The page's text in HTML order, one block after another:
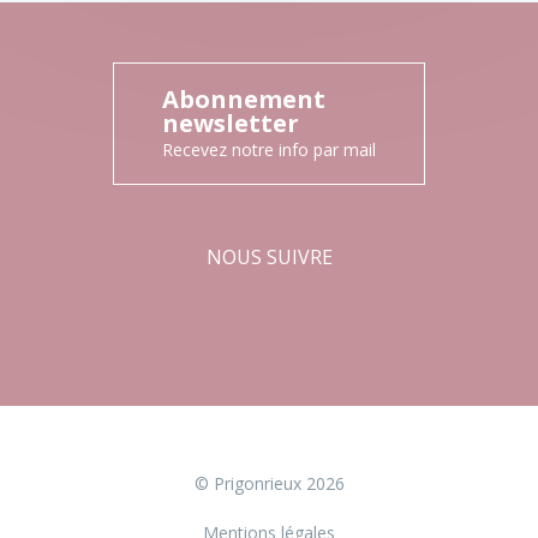
Abonnement
newsletter
Recevez notre info par mail
NOUS SUIVRE
© Prigonrieux 2026
Mentions légales